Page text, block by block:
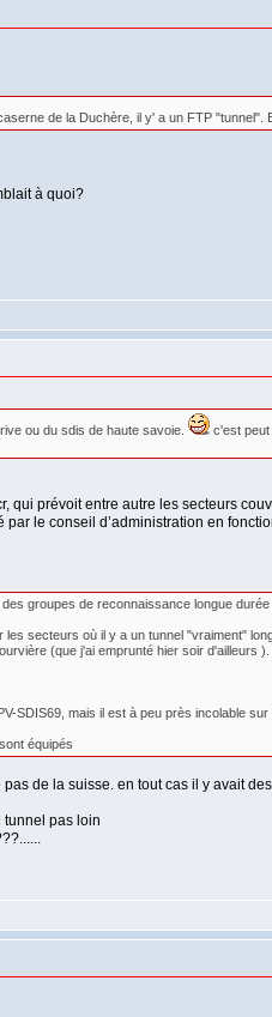
de la Duchère, il y' a un FTP
à quoi?
ou du sdis de haute savoie.
c'est peut
qui prévoit entre autre les secteurs
le conseil d’administration en
groupes de reconnaissance longue
secteurs où il y a un tunnel "vraiment"
(que j'ai emprunté hier soir d'ailleurs
SDIS69, mais il est à peu près incolable
équipés
de la suisse. en tout cas il y avait
tunnel pas loin